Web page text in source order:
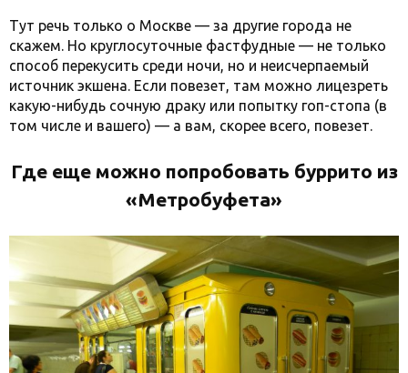
Тут речь только о Москве — за другие города не
скажем. Но круглосуточные фастфудные — не только
способ перекусить среди ночи, но и неисчерпаемый
источник экшена. Если повезет, там можно лицезреть
какую-нибудь сочную драку или попытку гоп-стопа (в
том числе и вашего) — а вам, скорее всего, повезет.
Где еще можно попробовать буррито из
«Метробуфета»